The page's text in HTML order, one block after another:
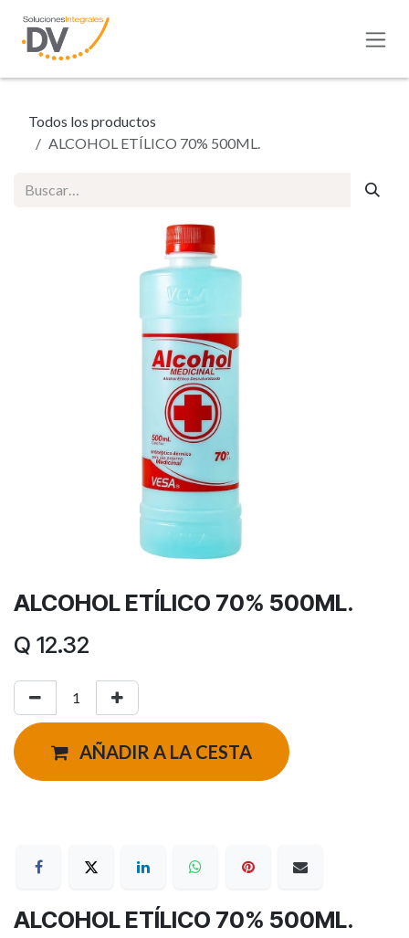
Todos los productos
ALCOHOL ETÍLICO 70% 500ML.
ALCOHOL ETÍLICO 70% 500ML.
Q 12.32
AÑADIR A LA CESTA
ALCOHOL ETÍLICO 70% 500ML.